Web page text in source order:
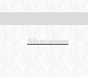
Advertisement